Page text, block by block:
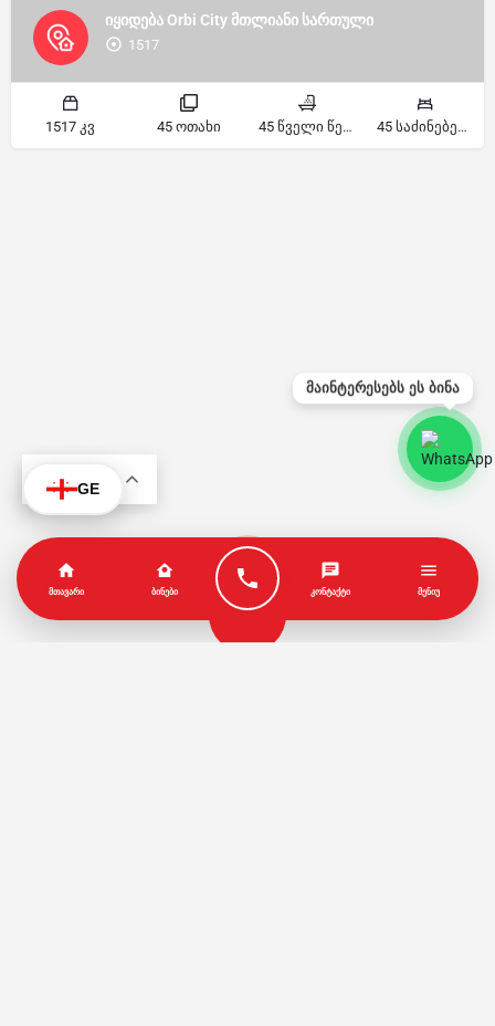
იყიდება Orbi City მთლიანი სართული
1517
1517 კვ 45 ოთახი 45 წველი წერტილი 45 საძინებელი
GE
ᲛᲗᲐᲕᲐᲠᲘ ᲑᲘᲜᲔᲑᲘ ᲙᲝᲜᲢᲐᲥᲢᲘ ᲛᲔᲜᲘᲣ
KA
მაინტერესებს ეს ბინა